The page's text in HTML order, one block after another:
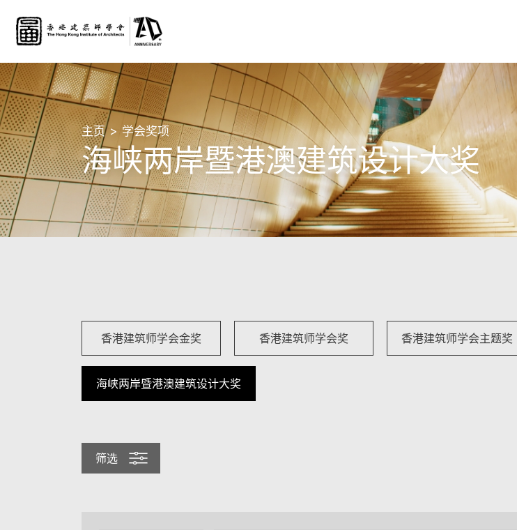
主页 学会奖项
海峡两岸暨港澳建筑设计大奖
香港建筑师学会金奖 香港建筑师学会奖 香港建筑师学会主题奖
海峡两岸暨港澳建筑设计大奖
筛选